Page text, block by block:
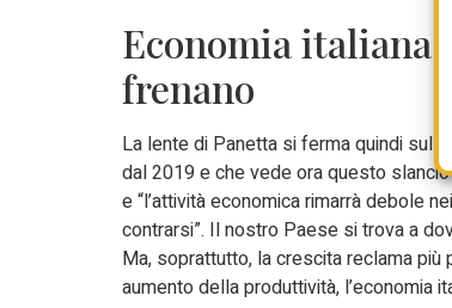
Economia italiana
frenano
La lente di Panetta si ferma quindi
dal 2019 e che vede ora questo
e “l’attività economica rimarrà debole
contrarsi”. Il nostro Paese si trova a
Ma, soprattutto, la crescita reclama
aumento della produttività, l’economia